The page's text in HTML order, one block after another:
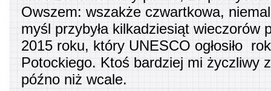
Owszem: wszakże czwartkowa,
myśl przybyła kilkadziesiąt wieczorów
2015 roku, który UNESCO ogłosiło
Potockiego. Ktoś bardziej mi życzliwy
późno niż wcale.